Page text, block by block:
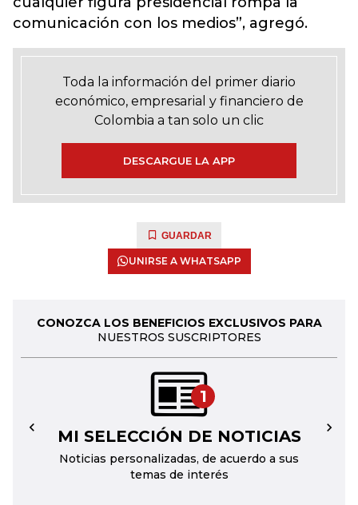
comunicación con los medios”, agregó.
Toda la información del primer diario
económico, empresarial y financiero de
Colombia a tan solo un clic
DESCARGUE LA APP
GUARDAR
UNIRSE A WHATSAPP
CONOZCA LOS BENEFICIOS EXCLUSIVOS PARA
NUESTROS SUSCRIPTORES
1
MI SELECCIÓN DE NOTICIAS
Noticias personalizadas, de acuerdo a sus
temas de interés
← →